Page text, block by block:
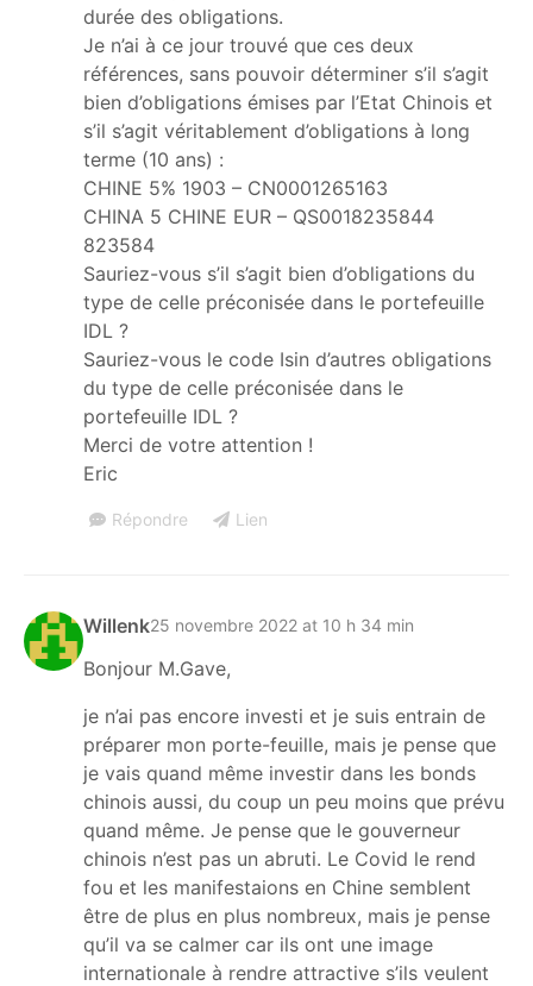
durée des obligations.
Je n’ai à ce jour trouvé que ces deux
références, sans pouvoir déterminer s’il s’agit
bien d’obligations émises par l’Etat Chinois et
s’il s’agit véritablement d’obligations à long
terme (10 ans) :
CHINE 5% 1903 – CN0001265163
CHINA 5 CHINE EUR – QS0018235844
823584
Sauriez-vous s’il s’agit bien d’obligations du
type de celle préconisée dans le portefeuille
IDL ?
Sauriez-vous le code Isin d’autres obligations
du type de celle préconisée dans le
portefeuille IDL ?
Merci de votre attention !
Eric
Répondre Lien
Willenk25 novembre 2022 at 10 h 34 min
Bonjour M.Gave,
je n’ai pas encore investi et je suis entrain de
préparer mon porte-feuille, mais je pense que
je vais quand même investir dans les bonds
chinois aussi, du coup un peu moins que prévu
quand même. Je pense que le gouverneur
chinois n’est pas un abruti. Le Covid le rend
fou et les manifestaions en Chine semblent
être de plus en plus nombreux, mais je pense
qu’il va se calmer car ils ont une image
internationale à rendre attractive s’ils veulent